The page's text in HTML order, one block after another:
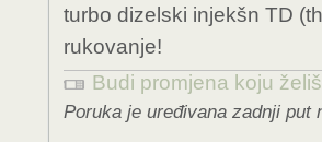
turbo dizelski injekšn TD
rukovanje!
Budi promjena koju
Poruka je uređivana zadnji put